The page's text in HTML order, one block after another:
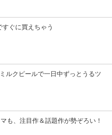
ぐに買えちゃう
ルクピールで一日中ずっとうるツ
も、注目作＆話題作が勢ぞろい！